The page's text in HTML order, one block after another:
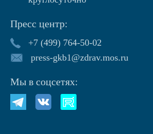
Пресс центр:
+7 (499) 764-50-02
press-gkb1@zdrav.mos.ru
Мы в соцсетях: